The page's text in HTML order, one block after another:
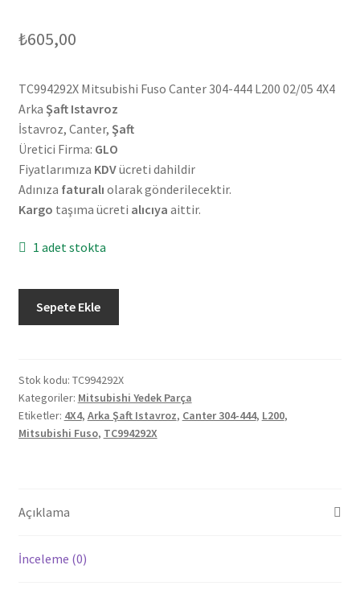
₺605,00
TC994292X Mitsubishi Fuso Canter 304-444 L200 02/05 4X4
Arka Şaft Istavroz
İstavroz, Canter, Şaft
Üretici Firma: GLO
Fiyatlarımıza KDVücreti dahildir
Adınıza faturalı olarak gönderilecektir.
Kargo taşıma ücreti alıcıya aittir.
1 adet stokta
444
L200
02/05
4X4
TC994292X
Sepete Ekle
Stok kodu: TC994292X
Kategoriler: Mitsubishi Yedek Parça
Etiketler: 4X4, Arka Şaft Istavroz, Canter 304-444, L200,
Mitsubishi Fuso, TC994292X
Açıklama
İnceleme (0)